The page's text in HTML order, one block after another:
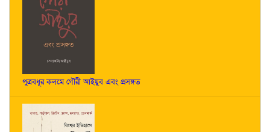
পুত্রবধূর কলমে গৌরী আইয়ুব এবং প্রসঙ্গত